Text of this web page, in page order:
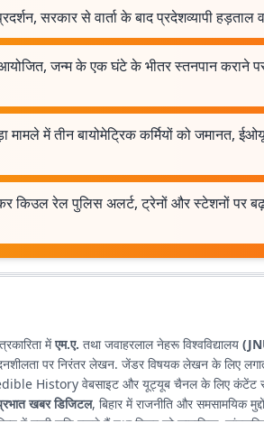
सरकार से वार्ता के बाद प्रदेशव्यापी हड़ताल
आयोजित, जन्म के एक घंटे के भीतर स्तनपान कराने
मामले में तीन बायोमेट्रिक कर्मियों को जमानत,
किउल रेल पुलिस अलर्ट, ट्रेनों और स्टेशनों पर
मेंएम.ए. तथा जवाहरलाल नेहरू विश्वविद्यालय
पर निरंतर लेखन. जेंडर विषयक लेखन के लिए
History वेबसाइट और यूट्यूब चैनल के लिए कंटेंट
खबर डिजिटल, बिहार में राजनीति और समसामयिक